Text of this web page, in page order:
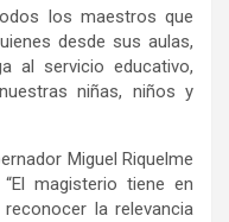
los maestros que
desde sus aulas,
al servicio educativo,
niñas, niños y
Miguel Riquelme
magisterio tiene en
la relevancia